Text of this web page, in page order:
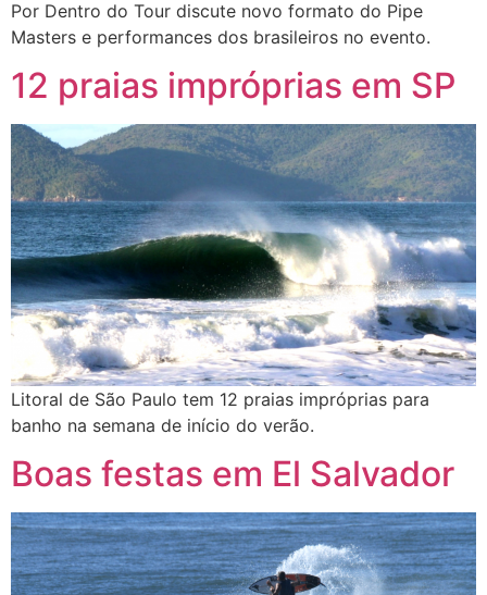
Por Dentro do Tour discute novo formato do Pipe
Masters e performances dos brasileiros no evento.
12 praias impróprias em SP
Litoral de São Paulo tem 12 praias impróprias para
banho na semana de início do verão.
Boas festas em El Salvador